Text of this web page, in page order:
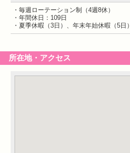
・毎週ローテーション制（4週8休）
・年間休日：109日
・夏季休暇（3日）、年末年始休暇（5日）
所在地・アクセス